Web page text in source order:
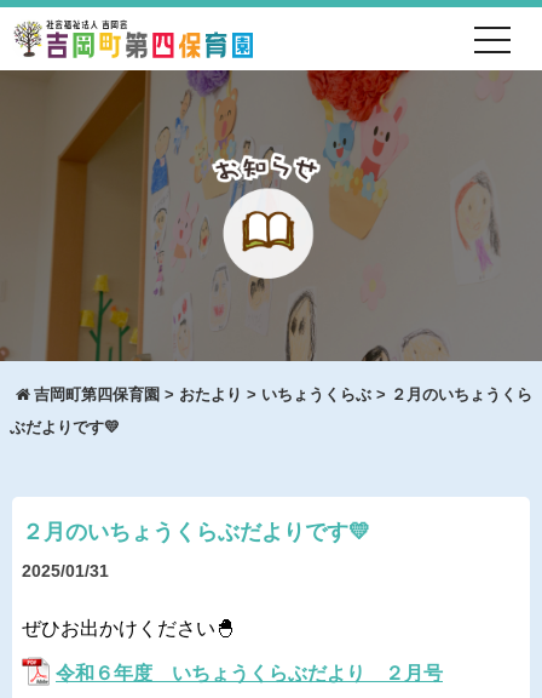
吉岡町第四保育園 > おたより > いちょうくらぶ > ２月のいちょうくら
ぶだよりです💛
２月のいちょうくらぶだよりです💛
2025/01/31
ぜひお出かけください🐣
令和６年度 いちょうくらぶだより ２月号